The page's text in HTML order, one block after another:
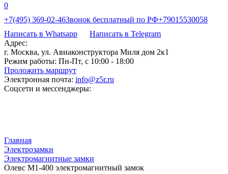
0
+7(495) 369-02-46Звонок бесплатный по РФ+79015530058
Написать в Whatsapp
Написать в Telegram
Адрес:
г. Москва, ул. Авиаконструктора Миля дом 2к1
Режим работы: Пн-Пт, с 10:00 - 18:00
Проложить маршрут
Электронная почта: info@z5r.ru
Соцсети и мессенджеры:
Главная
Электрозамки
Электромагнитные замки
Олевс М1-400 электромагнитный замок